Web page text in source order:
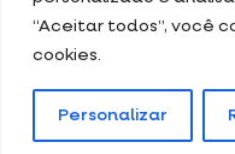
“Aceitar todos”, você
cookies.
Personalizar
Este site usa cookies e dados